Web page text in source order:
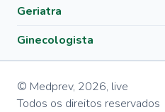
Geriatra
Ginecologista
© Medprev, 2026, live
Todos os direitos reservados